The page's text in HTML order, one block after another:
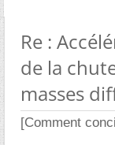
Re :
de la
masses
[Comment